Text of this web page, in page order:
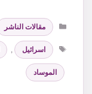
التصنيفات
مقالات الناشر
الوسوم
اسرائيل
الموساد